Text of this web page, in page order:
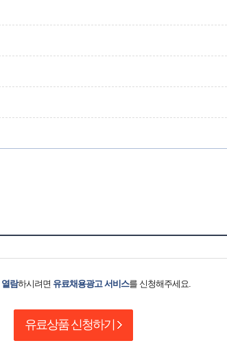
열람하시려면 유료채용광고 서비스를 신청해주세요.
유료상품 신청하기